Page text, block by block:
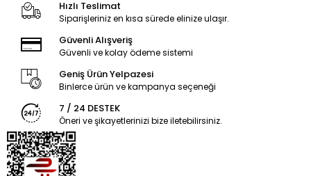
Hızlı Teslimat
Siparişleriniz en kısa sürede elinize ulaşır.
Güvenli Alışveriş
Güvenli ve kolay ödeme sistemi
Geniş Ürün Yelpazesi
Binlerce ürün ve kampanya seçeneği
7 / 24 DESTEK
Öneri ve şikayetlerinizi bize iletebilirsiniz.